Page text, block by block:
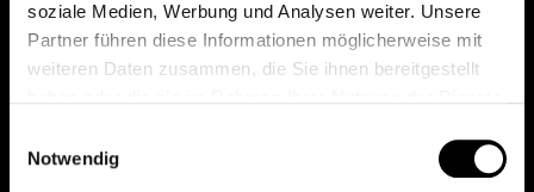
soziale Medien, Werbung und Analysen weiter. Unsere
Partner führen diese Informationen möglicherweise mit
weiteren Daten zusammen, die Sie ihnen bereitgestellt
Notwendig